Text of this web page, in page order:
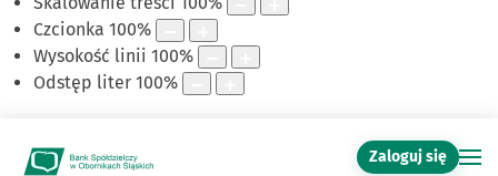
Czcionka 100%
Wysokość linii 100%
Odstęp liter 100%
Zaloguj się